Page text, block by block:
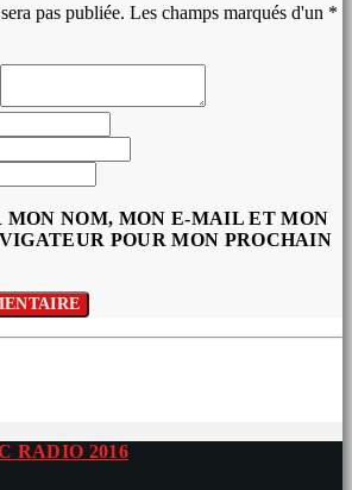
pas publiée. Les champs marqués d'un *
MON NOM, MON E-MAIL ET MON
POUR MON PROCHAIN
RADIO 2016